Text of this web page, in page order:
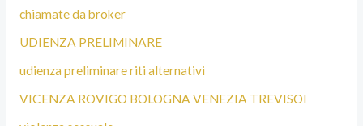
chiamate da broker
UDIENZA PRELIMINARE
udienza preliminare riti alternativi
VICENZA ROVIGO BOLOGNA VENEZIA TREVISOI